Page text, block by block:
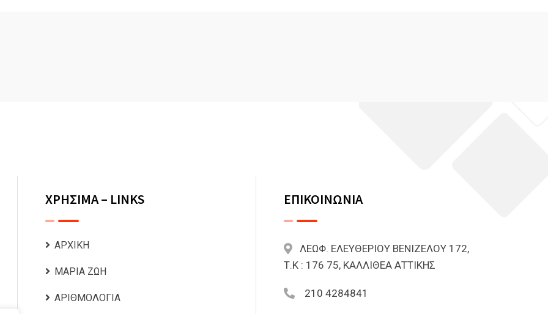
ΧΡΗΣΙΜΑ – LINKS
ΑΡΧΙΚΗ
ΜΑΡΙΑ ΖΩΗ
ΑΡΙΘΜΟΛΟΓΙΑ
ΕΠΙΚΟΙΝΩΝΙΑ
ΛΕΩΦ. ΕΛΕΥΘΕΡΙΟΥ ΒΕΝΙΖΕΛΟΥ 172,
Τ.Κ : 176 75, ΚΑΛΛΙΘΕΑ ΑΤΤΙΚΗΣ
210 4284841